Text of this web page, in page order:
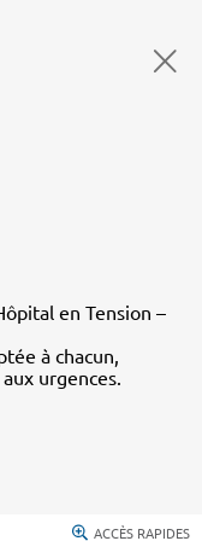
en Tension –
à chacun,
urgences.
ACCÈS RAPIDES